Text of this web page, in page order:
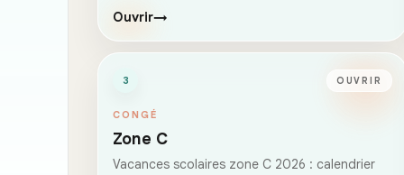
Ouvrir→
3 OUVRIR
CONGÉ
Zone C
Vacances scolaires zone C 2026 : calendrier